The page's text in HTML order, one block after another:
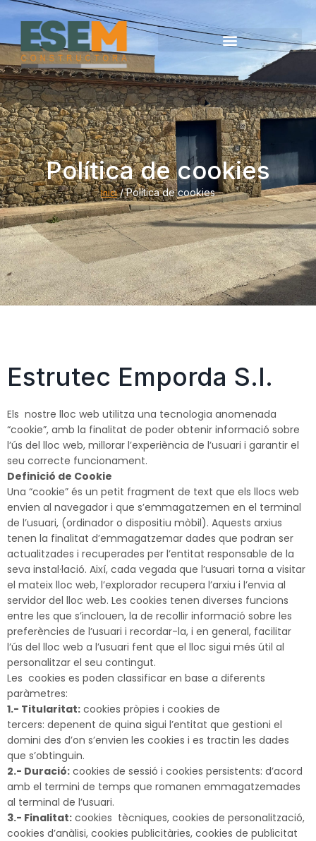
Política de cookies
Inici/ Política de cookies
Estrutec Emporda S.l.
Els nostre lloc web utilitza una tecnologia anomenada
“cookie”, amb la finalitat de poder obtenir informació sobre
l’ús del lloc web, millorar l’experiència de l’usuari i garantir el
seu correcte funcionament.
Definició de Cookie
Una “cookie” és un petit fragment de text que els llocs web
envien al navegador i que s’emmagatzemen en el terminal
de l’usuari, (ordinador o dispositiu mòbil). Aquests arxius
tenen la finalitat d’emmagatzemar dades que podran ser
actualitzades i recuperades per l’entitat responsable de la
seva instal·lació. Així, cada vegada que l’usuari torna a visitar
el mateix lloc web, l’explorador recupera l’arxiu i l’envia al
servidor del lloc web. Les cookies tenen diverses funcions
entre les que s’inclouen, la de recollir informació sobre les
preferències de l’usuari i recordar-la, i en general, facilitar
l’ús del lloc web a l’usuari fent que el lloc sigui més útil al
personalitzar el seu contingut.
Les cookies es poden classificar en base a diferents
paràmetres:
1.- Titularitat: cookies pròpies i cookies de
tercers: depenent de quina sigui l’entitat que gestioni el
domini des d’on s’envien les cookies i es tractin les dades
que s’obtinguin.
2.- Duració: cookies de sessió i cookies persistents: d’acord
amb el termini de temps que romanen emmagatzemades
al terminal de l’usuari.
3.- Finalitat: cookies tècniques, cookies de personalització,
cookies d’anàlisi, cookies publicitàries, cookies de publicitat